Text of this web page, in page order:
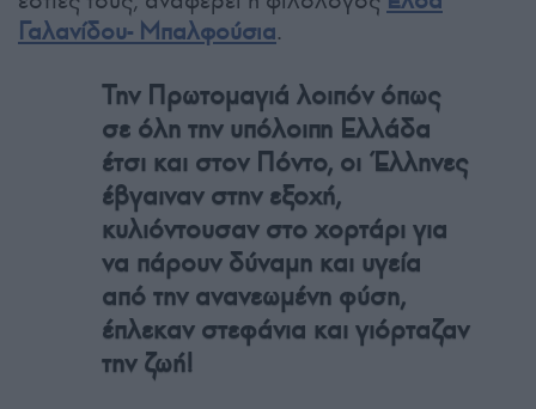
Γαλανίδου- Μπαλφούσια.
Την Πρωτομαγιά λοιπόν όπως
σε όλη την υπόλοιπη Ελλάδα
έτσι και στον Πόντο, οι Έλληνες
έβγαιναν στην εξοχή,
κυλιόντουσαν στο χορτάρι για
να πάρουν δύναμη και υγεία
από την ανανεωμένη φύση,
έπλεκαν στεφάνια και γιόρταζαν
την ζωή!